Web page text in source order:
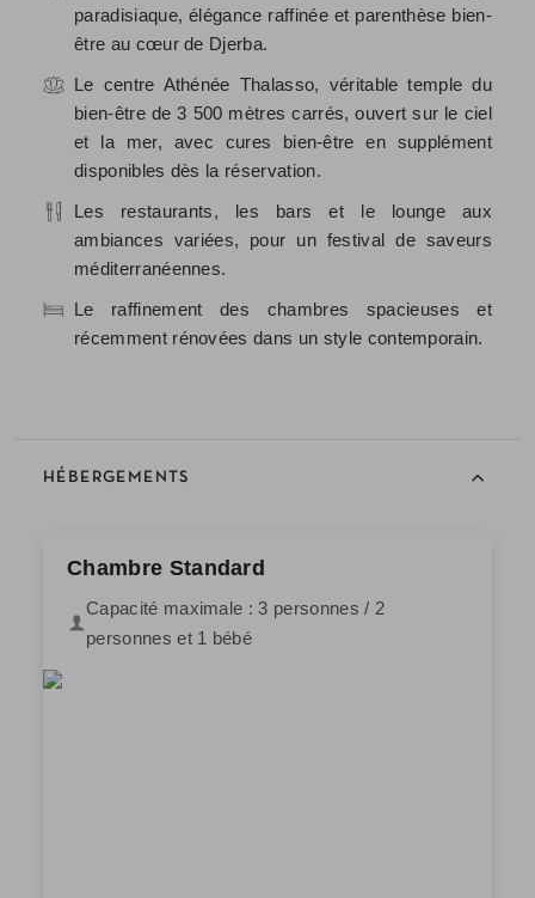
paradisiaque, élégance raffinée et parenthèse bien-
être au cœur de Djerba.
Le centre Athénée Thalasso, véritable temple du
bien-être de 3 500 mètres carrés, ouvert sur le ciel
et la mer, avec cures bien-être en supplément
disponibles dès la réservation.
Les restaurants, les bars et le lounge aux
ambiances variées, pour un festival de saveurs
méditerranéennes.
Le raffinement des chambres spacieuses et
récemment rénovées dans un style contemporain.
HÉBERGEMENTS
Chambre Standard
Capacité maximale : 3 personnes / 2
personnes et 1 bébé